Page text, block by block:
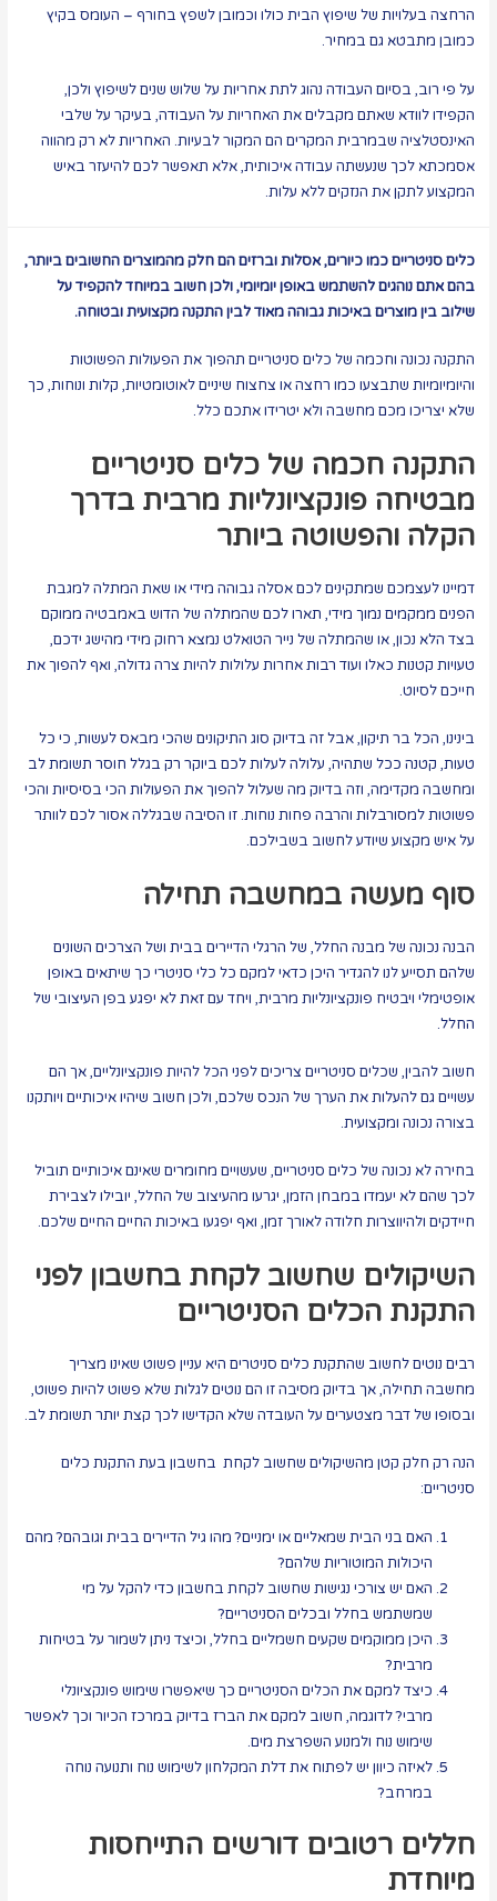
הרחצה בעלויות של שיפוץ הבית כולו וכמובן לשפץ בחורף – העומס בקיץ
כמובן מתבטא גם במחיר.
על פי רוב, בסיום העבודה נהוג לתת אחריות על שלוש שנים לשיפוץ ולכן,
הקפידו לוודא שאתם מקבלים את האחריות על העבודה, בעיקר על שלבי
האינסטלציה שבמרבית המקרים הם המקור לבעיות. האחריות לא רק מהווה
אסמכתא לכך שנעשתה עבודה איכותית, אלא תאפשר לכם להיעזר באיש
המקצוע לתקן את הנזקים ללא עלות.
כלים סניטריים כמו כיורים, אסלות וברזים הם חלק מהמוצרים החשובים ביותר,
בהם אתם נוהגים להשתמש באופן יומיומי, ולכן חשוב במיוחד להקפיד על
שילוב בין מוצרים באיכות גבוהה מאוד לבין התקנה מקצועית ובטוחה.
התקנה נכונה וחכמה של כלים סניטריים תהפוך את הפעולות הפשוטות
והיומיומיות שתבצעו כמו רחצה או צחצוח שיניים לאוטומטיות, קלות ונוחות, כך
שלא יצריכו מכם מחשבה ולא יטרידו אתכם כלל.
התקנה חכמה של כלים סניטריים
מבטיחה פונקציונליות מרבית בדרך
הקלה והפשוטה ביותר
דמיינו לעצמכם שמתקינים לכם אסלה גבוהה מידי או שאת המתלה למגבת
הפנים ממקמים נמוך מידי, תארו לכם שהמתלה של הדוש באמבטיה ממוקם
בצד הלא נכון, או שהמתלה של נייר הטואלט נמצא רחוק מידי מהישג ידכם,
טעויות קטנות כאלו ועוד רבות אחרות עלולות להיות צרה גדולה, ואף להפוך את
חייכם לסיוט.
בינינו, הכל בר תיקון, אבל זה בדיוק סוג התיקונים שהכי מבאס לעשות, כי כל
טעות, קטנה ככל שתהיה, עלולה לעלות לכם ביוקר רק בגלל חוסר תשומת לב
ומחשבה מקדימה, וזה בדיוק מה שעלול להפוך את הפעולות הכי בסיסיות והכי
פשוטות למסורבלות והרבה פחות נוחות. זו הסיבה שבגללה אסור לכם לוותר
על איש מקצוע שיודע לחשוב בשבילכם.
סוף מעשה במחשבה תחילה
הבנה נכונה של מבנה החלל, של הרגלי הדיירים בבית ושל הצרכים השונים
שלהם תסייע לנו להגדיר היכן כדאי למקם כל כלי סניטרי כך שיתאים באופן
אופטימלי ויבטיח פונקציונליות מרבית, ויחד עם זאת לא יפגע בפן העיצובי של
החלל.
חשוב להבין, שכלים סניטריים צריכים לפני הכל להיות פונקציונליים, אך הם
עשויים גם להעלות את הערך של הנכס שלכם, ולכן חשוב שיהיו איכותיים ויותקנו
בצורה נכונה ומקצועית.
בחירה לא נכונה של כלים סניטריים, שעשויים מחומרים שאינם איכותיים תוביל
לכך שהם לא יעמדו במבחן הזמן, יגרעו מהעיצוב של החלל, יובילו לצבירת
חיידקים ולהיווצרות חלודה לאורך זמן, ואף יפגעו באיכות החיים החיים שלכם.
השיקולים שחשוב לקחת בחשבון לפני
התקנת הכלים הסניטריים
רבים נוטים לחשוב שהתקנת כלים סניטרים היא עניין פשוט שאינו מצריך
מחשבה תחילה, אך בדיוק מסיבה זו הם נוטים לגלות שלא פשוט להיות פשוט,
ובסופו של דבר מצטערים על העובדה שלא הקדישו לכך קצת יותר תשומת לב.
הנה רק חלק קטן מהשיקולים שחשוב לקחת בחשבון בעת התקנת כלים
סניטריים:
האם בני הבית שמאליים או ימניים? מהו גיל הדיירים בבית וגובהם? מהם
היכולות המוטוריות שלהם?
האם יש צורכי נגישות שחשוב לקחת בחשבון כדי להקל על מי
שמשתמש בחלל ובכלים הסניטריים?
היכן ממוקמים שקעים חשמליים בחלל, וכיצד ניתן לשמור על בטיחות
מרבית?
כיצד למקם את הכלים הסניטריים כך שיאפשרו שימוש פונקציונלי
מרבי? לדוגמה, חשוב למקם את הברז בדיוק במרכז הכיור וכך לאפשר
שימוש נוח ולמנוע השפרצת מים.
לאיזה כיוון יש לפתוח את דלת המקלחון לשימוש נוח ותנועה נוחה
במרחב?
חללים רטובים דורשים התייחסות
מיוחדת